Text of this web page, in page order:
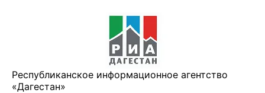
Республиканское информационное агентство
«Дагестан»